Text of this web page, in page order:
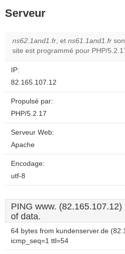
Serveur
ns62.1and1.fr, et ns61.1and1.fr
site est programmé pour PHP/
IP:
82.165.107.12
Propulsé par:
PHP/5.2.17
Serveur Web:
Apache
Encodage:
utf-8
PING www.
of data.
64 bytes from kundenserver.de
icmp_seq=1 ttl=54